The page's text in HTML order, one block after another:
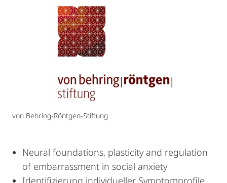
von Behring-Röntgen-Stiftung
Neural foundations, plasticity and regulation
of embarrassment in social anxiety
Identifizierung individueller Symptomprofile